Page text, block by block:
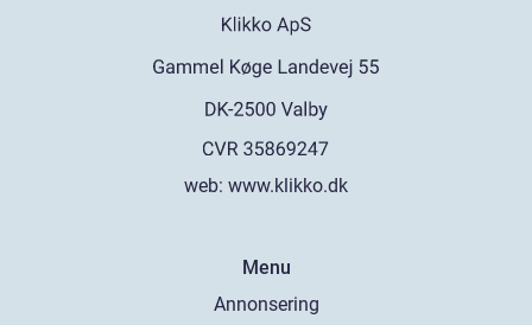
web: www.klikko.dk
Menu
Annonsering